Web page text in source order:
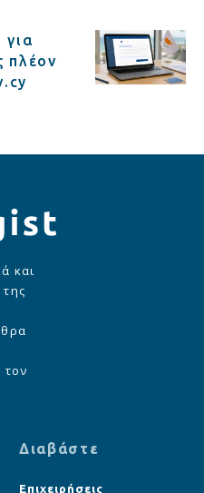
για
πλέον
και
τον
Διαβάστε
Επιχειρήσεις